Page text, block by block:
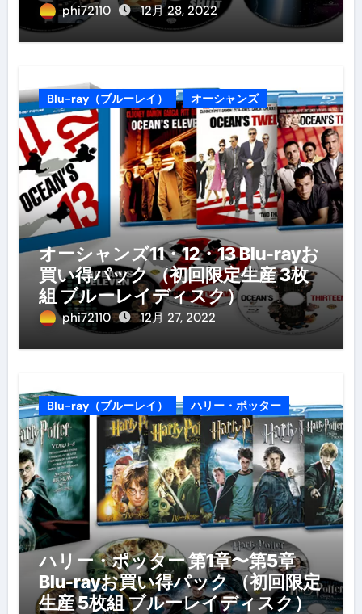
phi72110 12月 28, 2022
Blu-ray（ブルーレイ） オーシャンズ
オーシャンズ11・12・13 Blu-rayお
買い得パック （初回限定生産 3枚
組 ブルーレイディスク）
phi72110 12月 27, 2022
Blu-ray（ブルーレイ） ハリー・ポッター
ハリー・ポッター 第1章〜第5章
Blu-rayお買い得パック （初回限定
生産 5枚組 ブルーレイディスク）